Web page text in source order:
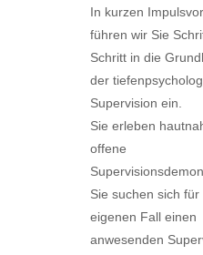
In kurzen
führen wir Sie
Schritt in die
der
Supervision ein.
Sie erleben
offene
Sie suchen sich für
eigenen Fall einen
anwesenden